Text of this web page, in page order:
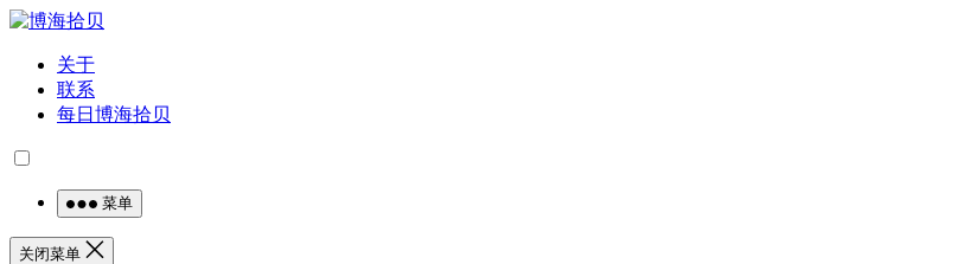
关于
联系
每日博海拾贝
菜单
关闭菜单